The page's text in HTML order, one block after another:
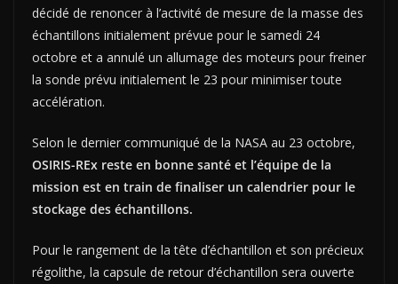
décidé de renoncer à l’activité de mesure de la masse des
échantillons initialement prévue pour le samedi 24
octobre et a annulé un allumage des moteurs pour freiner
la sonde prévu initialement le 23 pour minimiser toute
accélération.
Selon le dernier communiqué de la NASA au 23 octobre,
OSIRIS-REx reste en bonne santé et l’équipe de la
mission est en train de finaliser un calendrier pour le
stockage des échantillons.
Pour le rangement de la tête d’échantillon et son précieux
régolithe, la capsule de retour d’échantillon sera ouverte